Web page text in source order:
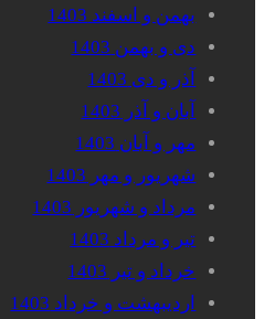
بهمن و اسفند 1403
دی و بهمن 1403
آذر و دی 1403
آبان و آذر 1403
مهر و آبان 1403
شهریور و مهر 1403
مرداد و شهریور 1403
تیر و مرداد 1403
خرداد و تیر 1403
اردیبهشت و خرداد 1403